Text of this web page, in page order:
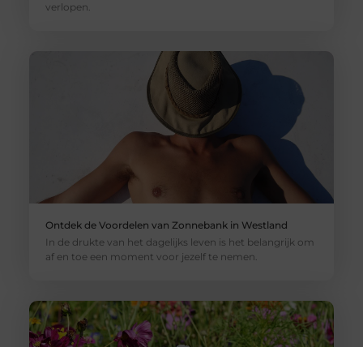
verlopen.
Ontdek de Voordelen van Zonnebank in Westland
In de drukte van het dagelijks leven is het belangrijk om
af en toe een moment voor jezelf te nemen.